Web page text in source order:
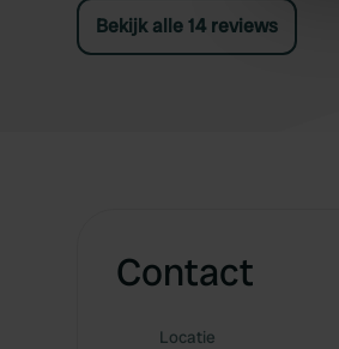
Bekijk alle 14 reviews
Contact
Locatie